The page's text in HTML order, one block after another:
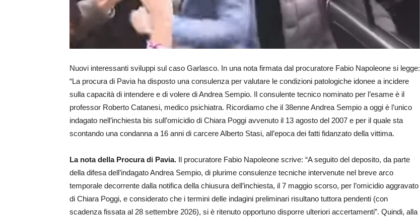
Nuovi interessanti sviluppi sul caso Garlasco. In una nota firmata dal procuratore Fabio Napoleone si legge:
“La procura di Pavia ha disposto una consulenza per valutare le condizioni patologiche idonee a incidere
sulla capacità di intendere e di volere di Andrea Sempio. Il consulente tecnico nominato per l’esame è il
professor Roberto Catanesi, medico psichiatra. Ricordiamo che il 38enne Andrea Sempio a oggi è l’unico
indagato nell’inchiesta bis sull’omicidio di Chiara Poggi avvenuto il 13 agosto del 2007 e per il quale sta
scontando una condanna a 16 anni di carcere Alberto Stasi, all’epoca dei fatti fidanzato della vittima.
La nota della Procura di Pavia. Il procuratore Fabio Napoleone scrive: “A seguito del deposito, da parte
della difesa dell’indagato Andrea Sempio, di plurime consulenze tecniche intervenute nel breve arco
temporale decorrente dalla notifica della chiusura dell’inchiesta, il 7 maggio scorso, per l’omicidio aggravato
di Chiara Poggi, e considerato che i termini delle indagini preliminari risultano tuttora pendenti (con
scadenza fissata al 28 settembre 2026), si è ritenuto opportuno disporre ulteriori accertamenti”. Quindi, alla